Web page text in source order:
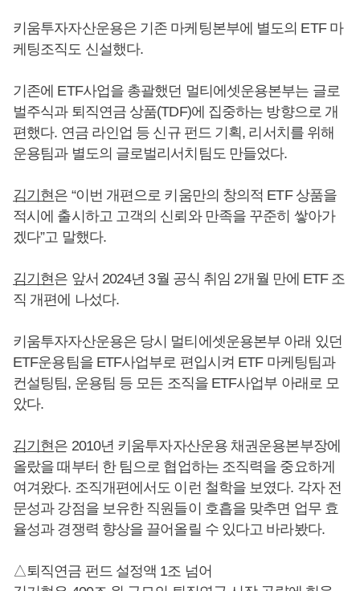
키움투자자산운용은 기존 마케팅본부에 별도의 ETF 마
케팅조직도 신설했다.
기존에 ETF사업을 총괄했던 멀티에셋운용본부는 글로
벌주식과 퇴직연금 상품(TDF)에 집중하는 방향으로 개
편했다. 연금 라인업 등 신규 펀드 기획, 리서치를 위해
운용팀과 별도의 글로벌리서치팀도 만들었다.
김기현은 “이번 개편으로 키움만의 창의적 ETF 상품을
적시에 출시하고 고객의 신뢰와 만족을 꾸준히 쌓아가
겠다”고 말했다.
김기현은 앞서 2024년 3월 공식 취임 2개월 만에 ETF 조
직 개편에 나섰다.
키움투자자산운용은 당시 멀티에셋운용본부 아래 있던
ETF운용팀을 ETF사업부로 편입시켜 ETF 마케팅팀과
컨설팅팀, 운용팀 등 모든 조직을 ETF사업부 아래로 모
았다.
김기현은 2010년 키움투자자산운용 채권운용본부장에
올랐을 때부터 한 팀으로 협업하는 조직력을 중요하게
여겨왔다. 조직개편에서도 이런 철학을 보였다. 각자 전
문성과 강점을 보유한 직원들이 호흡을 맞추면 업무 효
율성과 경쟁력 향상을 끌어올릴 수 있다고 바라봤다.
△퇴직연금 펀드 설정액 1조 넘어